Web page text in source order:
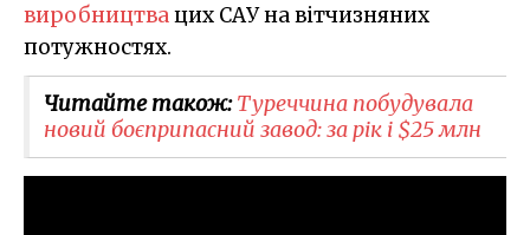
виробництвацих САУ на вітчизняних
потужностях.
Читайте також:Туреччина побудувала
новий боєприпасний завод: за рік і $25 млн